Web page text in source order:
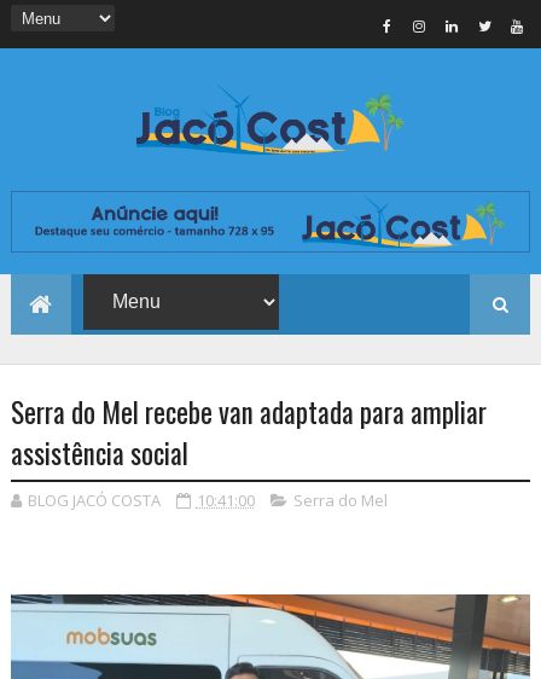
Serra do Mel recebe van adaptada para ampliar
assistência social
BLOG JACÓ COSTA 10:41:00 Serra do Mel